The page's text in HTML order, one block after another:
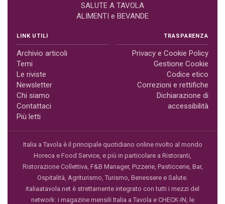
SALUTE A TAVOLA
ALIMENTI e BEVANDE
LINK UTILI
Archivio articoli
Temi
Le riviste
Newsletter
Chi siamo
Contattaci
Più letti
TRASPARENZA
Privacy e Cookie Policy
Gestione Cookie
Codice etico
Correzioni e rettifiche
Dichiarazione di
accessibilità
Italia a Tavola è il principale quotidiano online rivolto al mondo
Horeca e Food Service, e più in particolare a Ristoranti,
Ristorazione Collettiva, F&B Manager, Pizzerie, Pasticcerie, Bar,
Ospitalità, Agriturismo, Turismo, Benessere e Salute.
italiaatavola.net è strettamente integrato con tutti i mezzi del
network: i magazine mensili Italia a Tavola e CHECK-IN, le